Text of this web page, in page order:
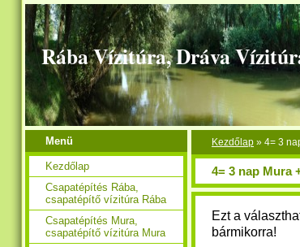
Rába Vízitúra, Dráva
Kezdőlap » 4= 3
4= 3 nap Mura
Ezt a
bármikorra!
Menü
Kezdőlap
Csapatépítés Rába,
csapatépítő vízitúra Rába
Csapatépítés Mura,
csapatépítő vízitúra Mura